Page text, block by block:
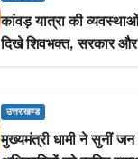
कांवड़ यात्रा की
दिखे शिवभक्त, सरकार
सराहना…
उत्तराखण्ड
मुख्यमंत्री धामी ने सुनीं